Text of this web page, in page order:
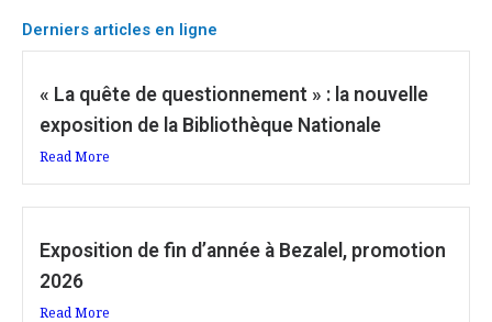
Derniers articles en ligne
« La quête de questionnement » : la nouvelle
exposition de la Bibliothèque Nationale
Read More
Exposition de fin d’année à Bezalel, promotion
2026
Read More